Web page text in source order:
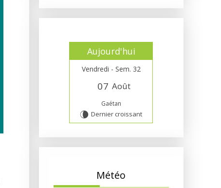
Aujourd'hui
Vendredi - Sem. 32
07 Août
Gaétan
V Dernier croissant
Météo